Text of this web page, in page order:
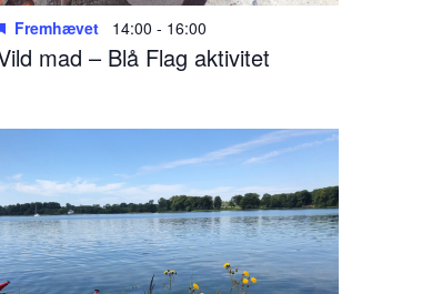
mad – Blå Flag aktivitet
Fremhævet 14:00 - 16:00